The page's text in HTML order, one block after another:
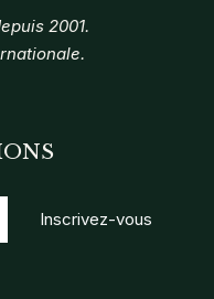
2001.
Inscrivez-vous